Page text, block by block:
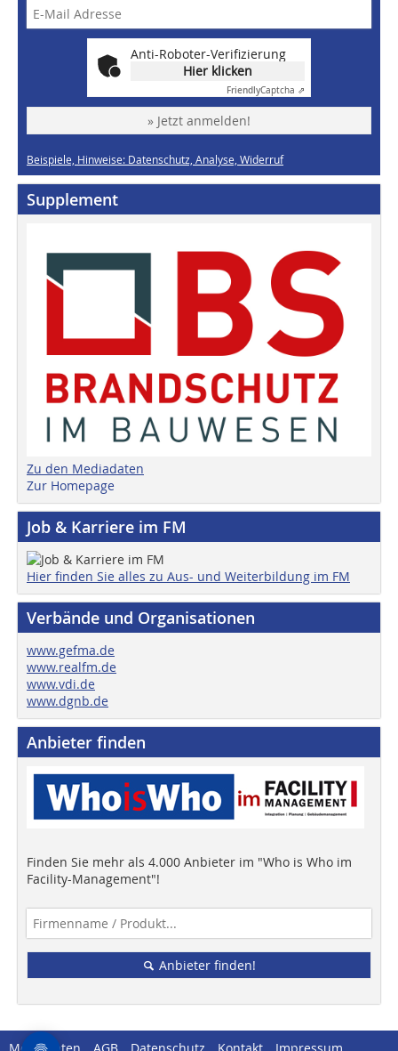
Anti-Roboter-Verifizierung
Hier klicken
FriendlyCaptcha ⇗
» Jetzt anmelden!
Beispiele, Hinweise: Datenschutz, Analyse, Widerruf
Supplement
Zu den Mediadaten
Zur Homepage
Job & Karriere im FM
Hier finden Sie alles zu Aus- und Weiterbildung im FM
Verbände und Organisationen
www.gefma.de
www.realfm.de
www.vdi.de
www.dgnb.de
Anbieter finden
Finden Sie mehr als 4.000 Anbieter im "Who is Who im
Facility-Management"!
Anbieter finden!